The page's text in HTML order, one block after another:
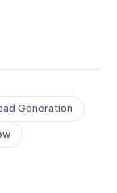
Generation